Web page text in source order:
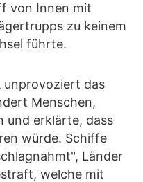
von Innen mit
zu keinem
führte.
unprovoziert das
Menschen,
und erklärte, dass
würde. Schiffe
Länder
welche mit